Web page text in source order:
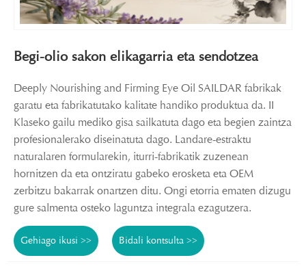
Begi-olio sakon elikagarria eta sendotzea
Deeply Nourishing and Firming Eye Oil SAILDAR fabrikak
garatu eta fabrikatutako kalitate handiko produktua da. II
Klaseko gailu mediko gisa sailkatuta dago eta begien zaintza
profesionalerako diseinatuta dago. Landare-estraktu
naturalaren formularekin, iturri-fabrikatik zuzenean
hornitzen da eta ontziratu gabeko erosketa eta OEM
zerbitzu bakarrak onartzen ditu. Ongi etorria ematen dizugu
gure salmenta osteko laguntza integrala ezagutzera.
Gehiago ikusi >> Bidali kontsulta >>